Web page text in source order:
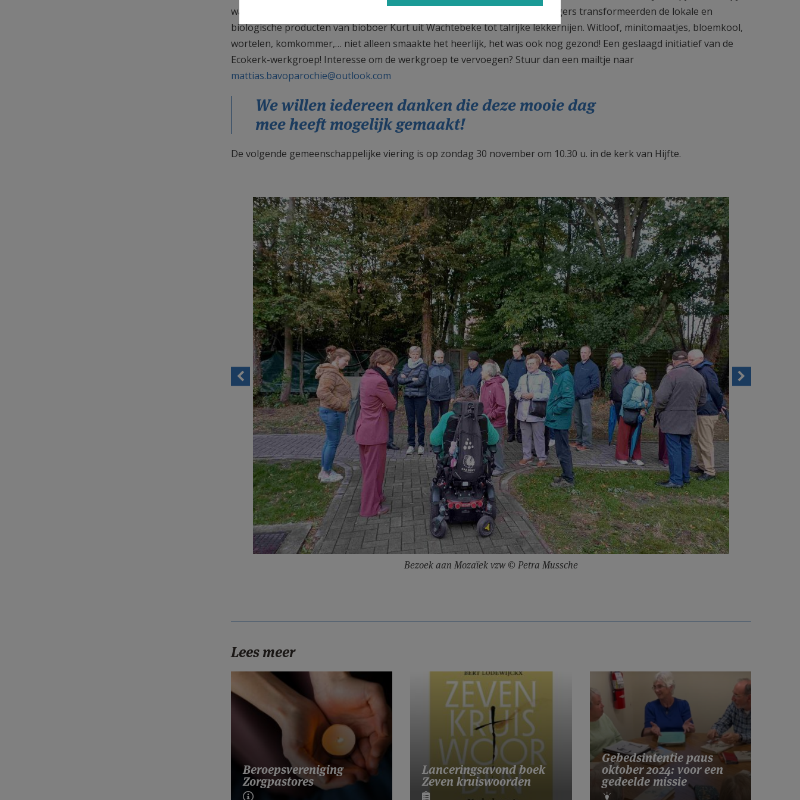
waren de dag voordien bereid tijdens de Ecokerk-workshop. Onze vrijwilligers transformeerden de lokale en
biologische producten van bioboer Kurt uit Wachtebeke tot talrijke lekkernijen. Witloof, minitomaatjes, bloemkool,
wortelen, komkommer,… niet alleen smaakte het heerlijk, het was ook nog gezond! Een geslaagd initiatief van de
Ecokerk-werkgroep! Interesse om de werkgroep te vervoegen? Stuur dan een mailtje naar
mattias.bavoparochie@outlook.com
We willen iedereen danken die deze mooie dag
mee heeft mogelijk gemaakt!
De volgende gemeenschappelijke viering is op zondag 30 november om 10.30 u. in de kerk van Hijfte.
Bezoek aan Mozaïek vzw © Petra Mussche
Lees meer
Beroepsvereniging
Zorgpastores
Lanceringsavond boek
Zeven kruiswoorden
Gebedsintentie paus
oktober 2024: voor een
gedeelde missie